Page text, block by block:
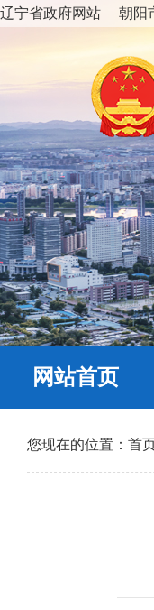
辽宁省政府网站 朝阳
网站首页
您现在的位置： 首